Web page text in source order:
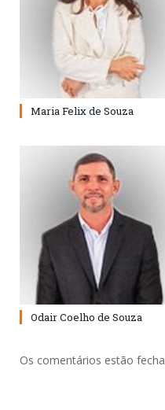
Maria Felix de Souza
Odair Coelho de Souza
Os comentários estão